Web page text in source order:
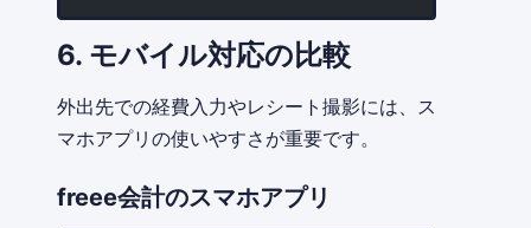
6. モバイル対応の比較
外出先での経費入力やレシート撮影には、ス
マホアプリの使いやすさが重要です。
freee会計のスマホアプリ